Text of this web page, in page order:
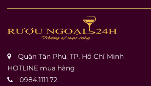
Quận Tân Phú, TP. Hồ Chí Minh
HOTLINE mua hàng
0984.1111.72